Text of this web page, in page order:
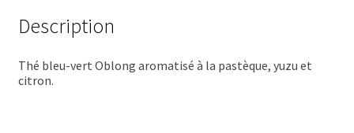
Bières régionales
Coffrets boissons alcoolisées
Description
Thé bleu-vert Oblong aromatisé à la pastèque, yuzu et
citron.